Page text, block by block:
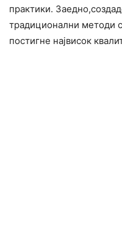
практики.
традиционални методи
постигне највисок